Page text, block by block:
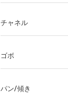
チャネル
ゴボ
パン/傾き